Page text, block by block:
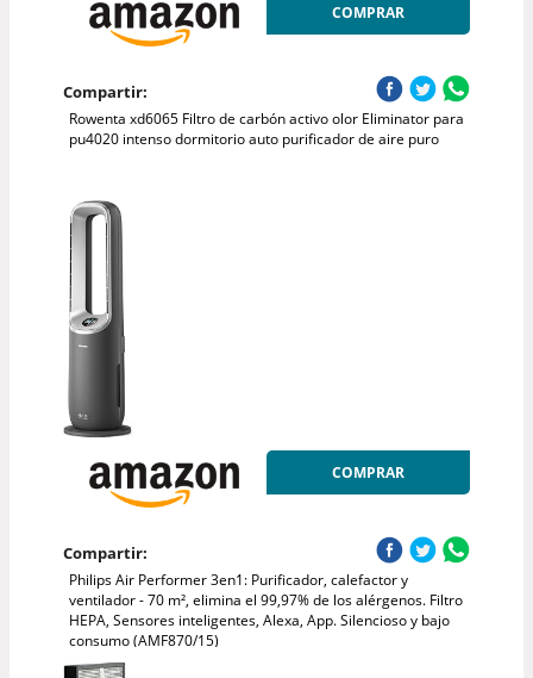
COMPRAR
Compartir:
Rowenta xd6065 Filtro de carbón activo olor Eliminator para
pu4020 intenso dormitorio auto purificador de aire puro
COMPRAR
Compartir:
Philips Air Performer 3en1: Purificador, calefactor y
ventilador - 70 m², elimina el 99,97% de los alérgenos. Filtro
HEPA, Sensores inteligentes, Alexa, App. Silencioso y bajo
consumo (AMF870/15)